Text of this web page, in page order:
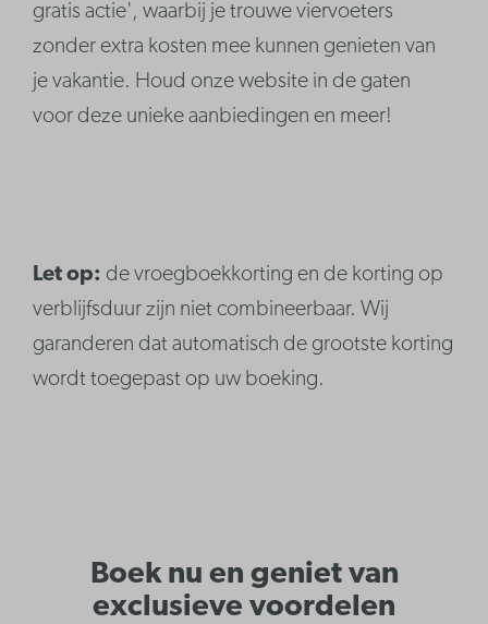
gratis actie', waarbij je trouwe viervoeters
zonder extra kosten mee kunnen genieten van
je vakantie. Houd onze website in de gaten
voor deze unieke aanbiedingen en meer!
Let op: de vroegboekkorting en de korting op
verblijfsduur zijn niet combineerbaar. Wij
garanderen dat automatisch de grootste korting
wordt toegepast op uw boeking.
Boek nu en geniet van
exclusieve voordelen